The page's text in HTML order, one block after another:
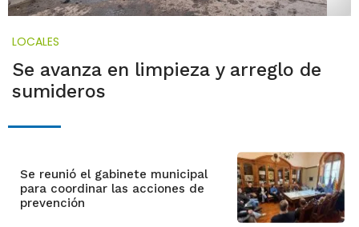
LOCALES
Se avanza en limpieza y arreglo de
sumideros
Se reunió el gabinete municipal
para coordinar las acciones de
prevención